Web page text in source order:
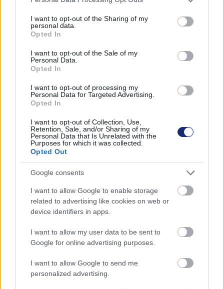
not limited to your visit or usage behaviour. You may click to
grant or deny consent to Google and its third-party tags to
use your data for below specified purposes in below Google
consent section.
I want to opt-out of the Sharing of my
personal data.
Opted In
I want to opt-out of the Sale of my
Personal Data.
Opted In
I want to opt-out of processing my
Personal Data for Targeted Advertising.
Opted In
I want to opt-out of Collection, Use,
Retention, Sale, and/or Sharing of my
Personal Data that Is Unrelated with the
Purposes for which it was collected.
Opted Out
Google consents
I want to allow Google to enable storage
related to advertising like cookies on web or
device identifiers in apps.
I want to allow my user data to be sent to
Google for online advertising purposes.
I want to allow Google to send me
personalized advertising.
#eu #erdősítés #szén-dioxid
#ensz élelmezési
és mezőgazdasági szervezet
Hozzászólások
„Highland” európai kiszállításai,
jönnek be az első vélemények